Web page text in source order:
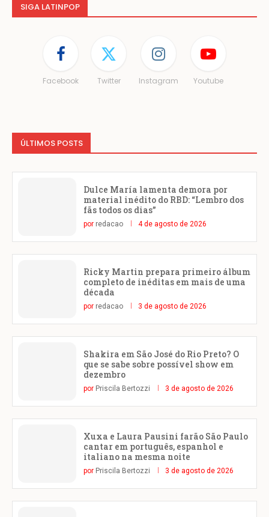
SIGA LATINPOP
Facebook Twitter Instagram Youtube
ÚLTIMOS POSTS
Dulce María lamenta demora por
material inédito do RBD: “Lembro dos
fãs todos os dias”
por redacao 4 de agosto de 2026
Ricky Martin prepara primeiro álbum
completo de inéditas em mais de uma
década
por redacao 3 de agosto de 2026
Shakira em São José do Rio Preto? O
que se sabe sobre possível show em
dezembro
por Priscila Bertozzi 3 de agosto de 2026
Xuxa e Laura Pausini farão São Paulo
cantar em português, espanhol e
italiano na mesma noite
por Priscila Bertozzi 3 de agosto de 2026